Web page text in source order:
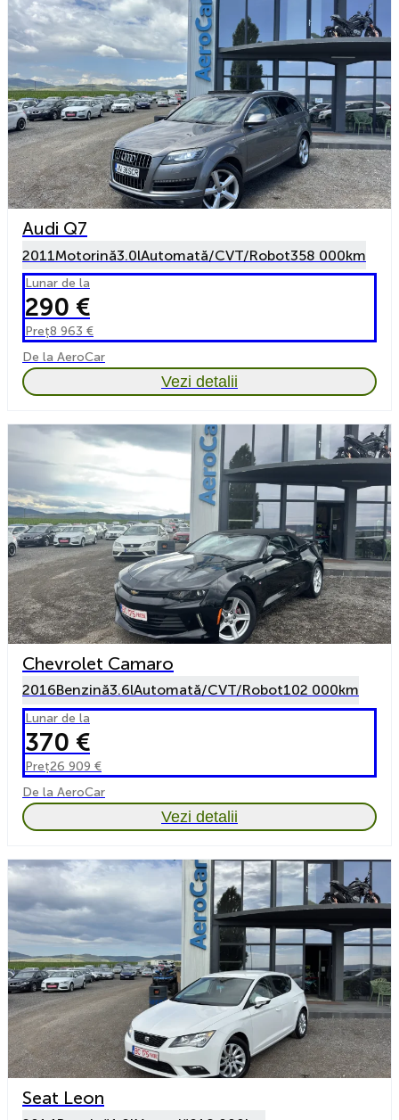
Audi Q7
2011Motorină3.0lAutomată/CVT/Robot358 000km
Lunar de la
290 €
Preț8 963 €
De la AeroCar
Vezi detalii
Chevrolet Camaro
2016Benzină3.6lAutomată/CVT/Robot102 000km
Lunar de la
370 €
Preț26 909 €
De la AeroCar
Vezi detalii
Seat Leon